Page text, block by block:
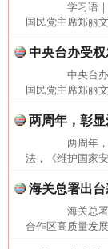
学习语｜
国民党主席郑丽
中央台办受
中央台办
国民党主席郑丽
两周年，彰
两周年，
法，《维护国家
海关总署出
海关总署
合作区高质量发
网